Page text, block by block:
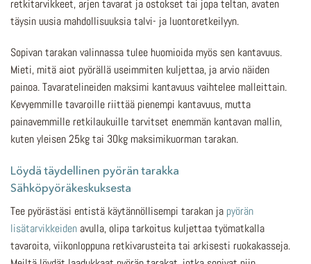
retkitarvikkeet, arjen tavarat ja ostokset tai jopa teltan, avaten
täysin uusia mahdollisuuksia talvi- ja luontoretkeilyyn.
Sopivan tarakan valinnassa tulee huomioida myös sen kantavuus.
Mieti, mitä aiot pyörällä useimmiten kuljettaa, ja arvio näiden
painoa. Tavaratelineiden maksimi kantavuus vaihtelee malleittain.
Kevyemmille tavaroille riittää pienempi kantavuus, mutta
painavemmille retkilaukuille tarvitset enemmän kantavan mallin,
kuten yleisen 25kg tai 30kg maksimikuorman tarakan.
Löydä täydellinen pyörän tarakka
Sähköpyöräkeskuksesta
Tee pyörästäsi entistä käytännöllisempi tarakan ja pyörän
lisätarvikkeiden avulla, olipa tarkoitus kuljettaa työmatkalla
tavaroita, viikonloppuna retkivarusteita tai arkisesti ruokakasseja.